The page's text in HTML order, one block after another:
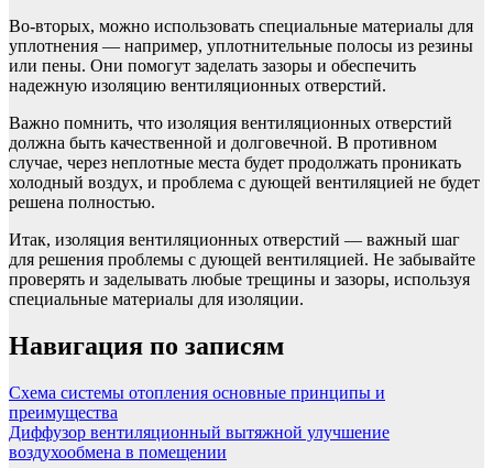
Во-вторых, можно использовать специальные материалы для
уплотнения — например, уплотнительные полосы из резины
или пены. Они помогут заделать зазоры и обеспечить
надежную изоляцию вентиляционных отверстий.
Важно помнить, что изоляция вентиляционных отверстий
должна быть качественной и долговечной. В противном
случае, через неплотные места будет продолжать проникать
холодный воздух, и проблема с дующей вентиляцией не будет
решена полностью.
Итак, изоляция вентиляционных отверстий — важный шаг
для решения проблемы с дующей вентиляцией. Не забывайте
проверять и заделывать любые трещины и зазоры, используя
специальные материалы для изоляции.
Навигация по записям
Схема системы отопления основные принципы и
преимущества
Диффузор вентиляционный вытяжной улучшение
воздухообмена в помещении